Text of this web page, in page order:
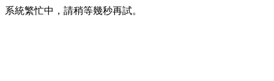
系統繁忙中，請稍等幾秒再試。